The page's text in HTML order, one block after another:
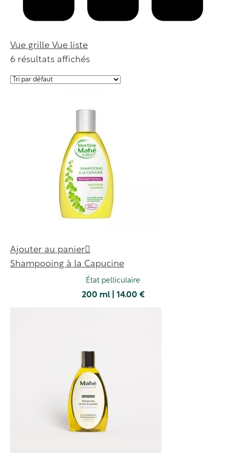
Vue grille Vue liste
6 résultats affichés
Ajouter au panier
Shampooing à la Capucine
État pelliculaire
200 ml | 14.00 €